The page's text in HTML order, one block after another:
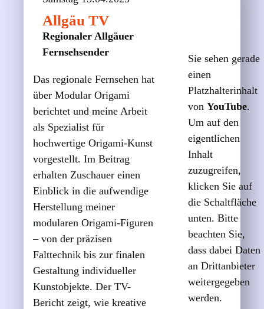
Allgäu TV
Regionaler Allgäuer
Fernsehsender
Das regionale Fernsehen hat
über Modular Origami
berichtet und meine Arbeit
als Spezialist für
hochwertige Origami-Kunst
vorgestellt. Im Beitrag
erhalten Zuschauer einen
Einblick in die aufwendige
Herstellung meiner
modularen Origami-Figuren
– von der präzisen
Falttechnik bis zur finalen
Gestaltung individueller
Kunstobjekte. Der TV-
Bericht zeigt, wie kreative
Sie sehen gerade
einen
Platzhalterinhalt
vonYouTube.
Um auf den
eigentlichen
Inhalt
zuzugreifen,
klicken Sie auf
die Schaltfläche
unten. Bitte
beachten Sie,
dass dabei Daten
an Drittanbieter
weitergegeben
werden.